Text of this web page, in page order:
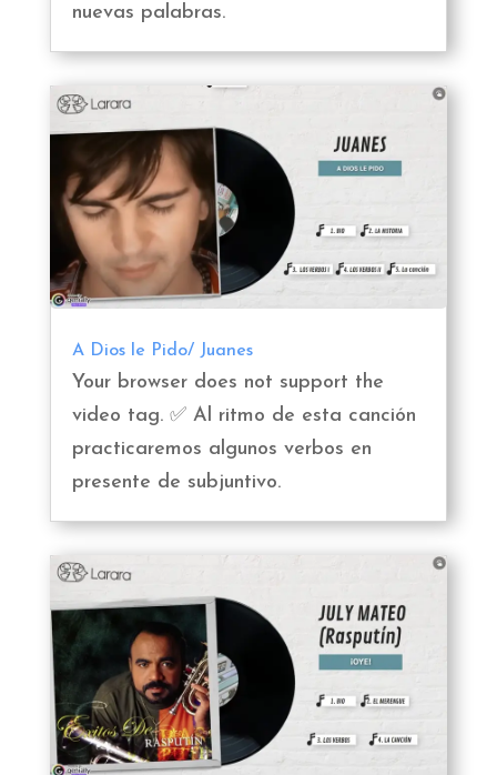
nuevas palabras.
A Dios le Pido/ Juanes
Your browser does not support the
video tag. ✅ Al ritmo de esta canción
practicaremos algunos verbos en
presente de subjuntivo.